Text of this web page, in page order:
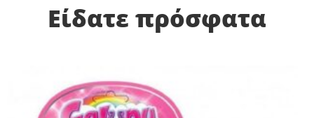
Είδατε πρόσφατα